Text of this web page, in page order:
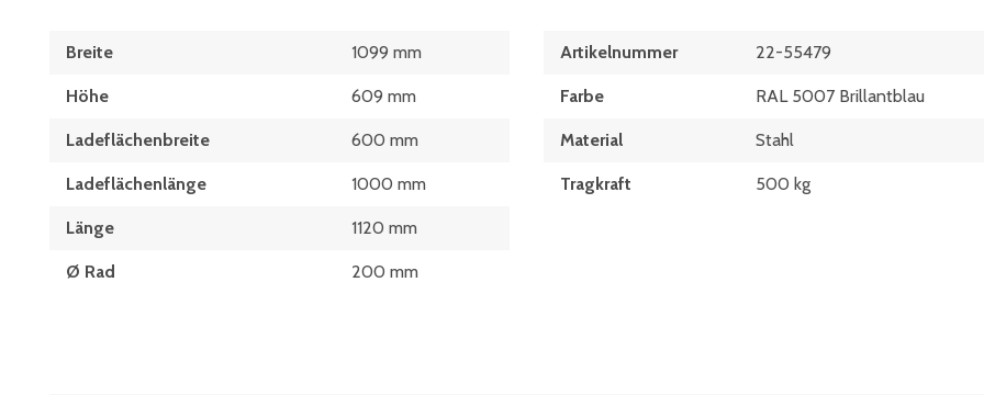
Breite 1099 mm
Höhe 609 mm
Ladeflächenbreite 600 mm
Ladeflächenlänge 1000 mm
Länge 1120 mm
Ø Rad 200 mm
Artikelnummer 22-55479
Farbe RAL 5007 Brillantblau
Material Stahl
Tragkraft 500 kg